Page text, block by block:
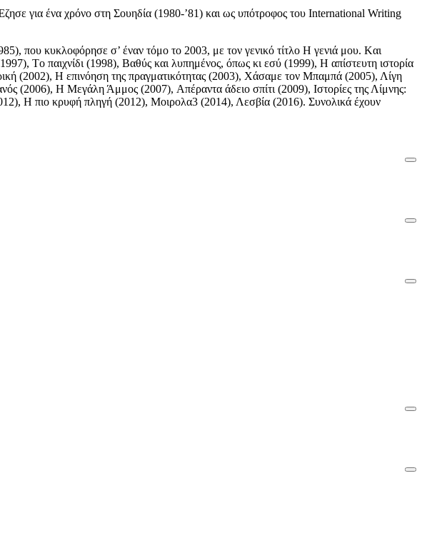
για ένα χρόνο στη Σουηδία (1980-’81) και ως υπότροφος του International Writing
που κυκλοφόρησε σ’ έναν τόμο το 2003, με τον γενικό τίτλο H γενιά μου. Kαι
Tο παιχνίδι (1998), Bαθύς και λυπημένος, όπως κι εσύ (1999), H απίστευτη ιστορία
(2002), H επινόηση της πραγματικότητας (2003), Xάσαμε τον Μπαμπά (2005), Λίγη
(2006), H Mεγάλη Άμμος (2007), Aπέραντα άδειο σπίτι (2009), Ιστορίες της Λίμνης:
Η πιο κρυφή πληγή (2012), Μοιρολα3 (2014), Λεσβία (2016). Συνολικά έχουν